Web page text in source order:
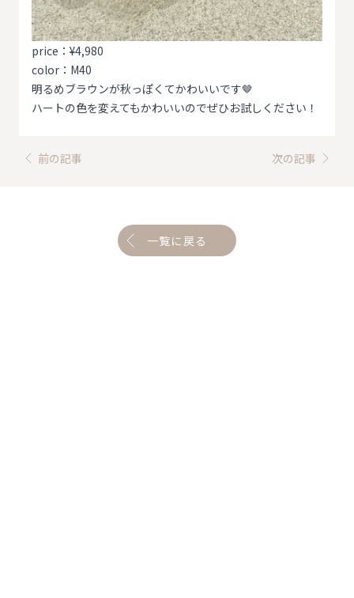
price：¥4,980
color：M40
明るめブラウンが秋っぽくてかわいいです🤎
ハートの色を変えてもかわいいのでぜひお試しください！
前の記事 次の記事
一覧に戻る